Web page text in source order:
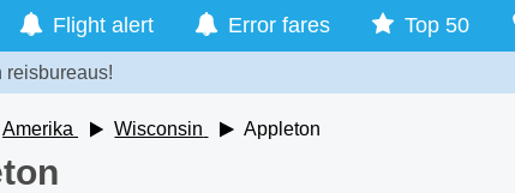
Flight alert Error fares Top 50
reisbureaus!
Amerika Wisconsin Appleton